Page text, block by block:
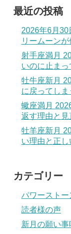
最近の投稿
2026年6月30
リームーン
射手座満月
いのに止ま
牡牛座新月
に戻ってしま
蠍座満月
返す理由と見
牡羊座新月
い理由と正
カテゴリー
パワーストー
読者様の声
新月の願い